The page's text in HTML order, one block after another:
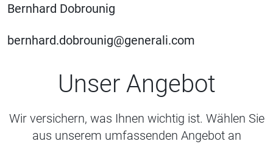
Bernhard Dobrounig
bernhard.dobrounig@generali.com
Unser Angebot
Wir versichern, was Ihnen wichtig ist. Wählen Sie
aus unserem umfassenden Angebot an